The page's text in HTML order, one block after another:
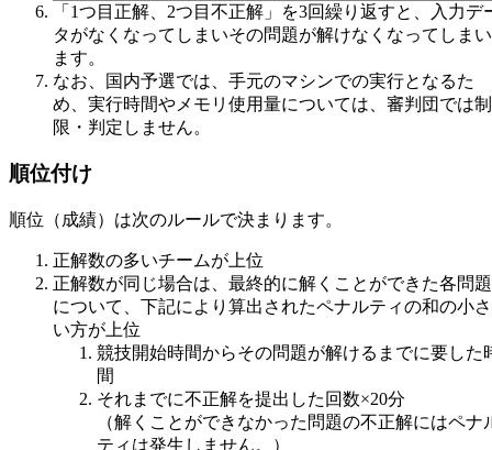
「1つ目正解、2つ目不正解」を3回繰り返すと、入力デ
タがなくなってしまいその問題が解けなくなってしまい
ます。
なお、国内予選では、手元のマシンでの実行となるた
め、実行時間やメモリ使用量については、審判団では制
限・判定しません。
順位付け
順位（成績）は次のルールで決まります。
正解数の多いチームが上位
正解数が同じ場合は、最終的に解くことができた各問題
について、下記により算出されたペナルティの和の小さ
い方が上位
競技開始時間からその問題が解けるまでに要した
間
それまでに不正解を提出した回数×20分
（解くことができなかった問題の不正解にはペナ
ティは発生しません。）